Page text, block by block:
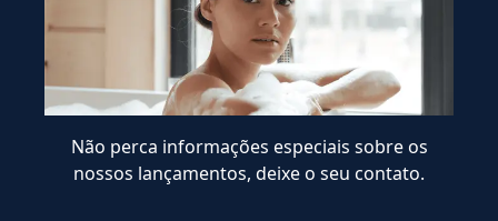
Não perca informações especiais sobre os
nossos lançamentos, deixe o seu contato.